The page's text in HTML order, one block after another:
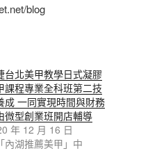
blog
台北美甲教學日式凝膠
課程專業全科班第二技
成 一同實現時間與財務
微型創業班開店輔導
年 12 月 16 日
內湖推薦美甲」中